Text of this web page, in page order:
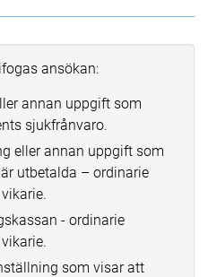
ansökan:
annan uppgift som
sjukfrånvaro.
eller annan uppgift som
utbetalda – ordinarie
- ordinarie
som visar att